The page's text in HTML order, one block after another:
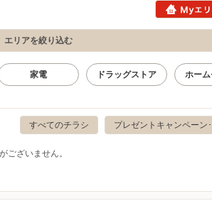
エリアを絞り込む
家電 ドラッグストア ホー
プレゼントキャンペーン
すべてのチラシ
ございません。